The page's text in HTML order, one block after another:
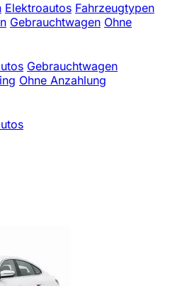
Elektroautos Fahrzeugtypen
Gebrauchtwagen Ohne
Gebrauchtwagen
Ohne Anzahlung